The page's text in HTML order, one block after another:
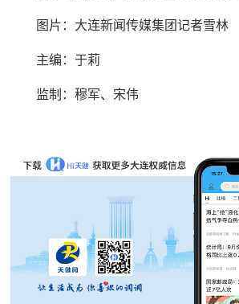
图片：大连新闻传媒集团记者雪林
主编：于莉
监制：穆军、宋伟